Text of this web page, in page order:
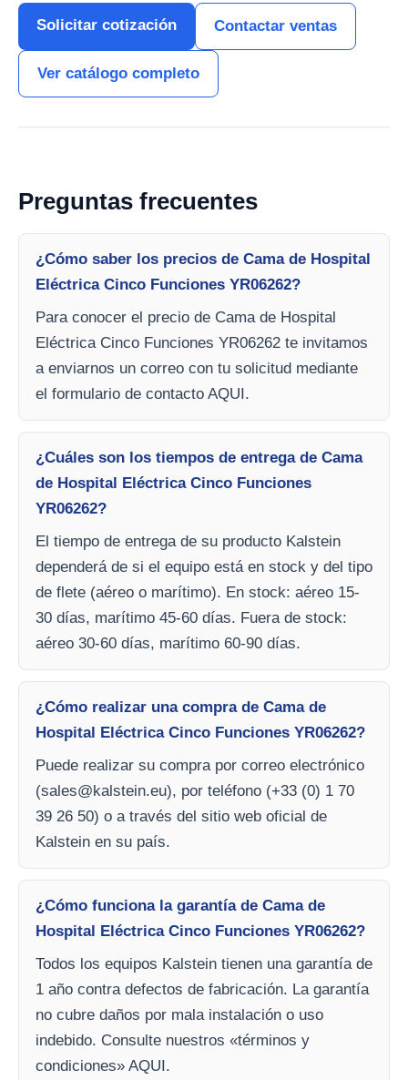
Solicitar cotización Contactar ventas
Ver catálogo completo
Preguntas frecuentes
¿Cómo saber los precios de Cama de Hospital
Eléctrica Cinco Funciones YR06262?
Para conocer el precio de Cama de Hospital
Eléctrica Cinco Funciones YR06262 te invitamos
a enviarnos un correo con tu solicitud mediante
el formulario de contacto AQUI.
¿Cuáles son los tiempos de entrega de Cama
de Hospital Eléctrica Cinco Funciones
YR06262?
El tiempo de entrega de su producto Kalstein
dependerá de si el equipo está en stock y del tipo
de flete (aéreo o marítimo). En stock: aéreo 15-
30 días, marítimo 45-60 días. Fuera de stock:
aéreo 30-60 días, marítimo 60-90 días.
¿Cómo realizar una compra de Cama de
Hospital Eléctrica Cinco Funciones YR06262?
Puede realizar su compra por correo electrónico
(sales@kalstein.eu), por teléfono (+33 (0) 1 70
39 26 50) o a través del sitio web oficial de
Kalstein en su país.
¿Cómo funciona la garantía de Cama de
Hospital Eléctrica Cinco Funciones YR06262?
Todos los equipos Kalstein tienen una garantía de
1 año contra defectos de fabricación. La garantía
no cubre daños por mala instalación o uso
indebido. Consulte nuestros «términos y
condiciones» AQUI.